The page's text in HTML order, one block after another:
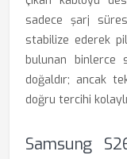
sadece şarj
stabilize ederek
bulunan binlerce
doğaldır; ancak
doğru tercihi
Samsung